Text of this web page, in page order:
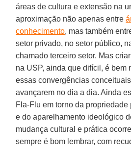
áreas de cultura e extensão na
aproximação não apenas entre
conhecimento, mas também
setor privado, no setor público,
chamado terceiro setor. Mas
na USP, ainda que difícil, é bem
essas convergências
avançarem no dia a dia. Ainda
Fla-Flu em torno da propriedade
e do aparelhamento ideológico
mudança cultural e prática
sempre é bom lembrar, com